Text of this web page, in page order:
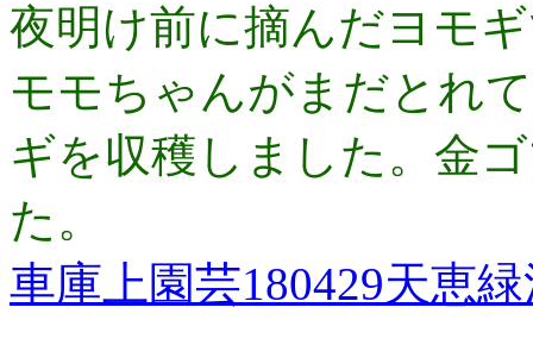
夜明け前に摘んだヨモ
モモちゃんがまだとれ
ギを収穫しました。金
た。
車庫上園芸180429天恵